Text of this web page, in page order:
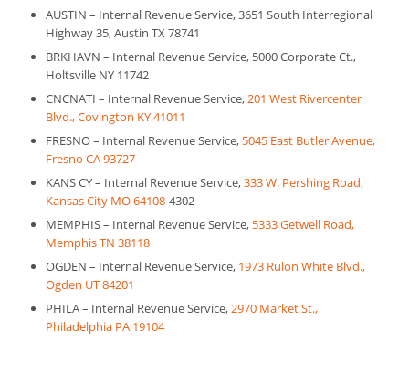
AUSTIN – Internal Revenue Service, 3651 South Interregional
Highway 35, Austin TX 78741
BRKHAVN – Internal Revenue Service, 5000 Corporate Ct.,
Holtsville NY 11742
CNCNATI – Internal Revenue Service, 201 West Rivercenter
Blvd., Covington KY 41011
FRESNO – Internal Revenue Service, 5045 East Butler Avenue,
Fresno CA 93727
KANS CY – Internal Revenue Service,333 W. Pershing Road,
Kansas City MO 64108-4302
MEMPHIS – Internal Revenue Service, 5333 Getwell Road,
Memphis TN 38118
OGDEN – Internal Revenue Service, 1973 Rulon White Blvd.,
Ogden UT 84201
PHILA – Internal Revenue Service, 2970 Market St.,
Philadelphia PA 19104